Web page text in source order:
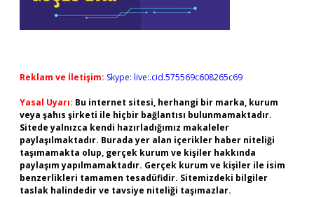
Reklam ve İletişim: Skype: live:.cid.575569c608265c69
Yasal Uyarı: Bu internet sitesi, herhangi bir marka, kurum
veya şahıs şirketi ile hiçbir bağlantısı bulunmamaktadır.
Sitede yalnızca kendi hazırladığımız makaleler
paylaşılmaktadır. Burada yer alan içerikler haber niteliği
taşımamakta olup, gerçek kurum ve kişiler hakkında
paylaşım yapılmamaktadır. Gerçek kurum ve kişiler ile isim
benzerlikleri tamamen tesadüfidir. Sitemizdeki bilgiler
taslak halindedir ve tavsiye niteliği taşımazlar.